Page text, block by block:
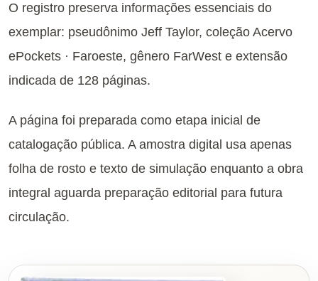
O registro preserva informações essenciais do
exemplar: pseudônimo Jeff Taylor, coleção Acervo
ePockets · Faroeste, gênero FarWest e extensão
indicada de 128 páginas.
A página foi preparada como etapa inicial de
catalogação pública. A amostra digital usa apenas
folha de rosto e texto de simulação enquanto a obra
integral aguarda preparação editorial para futura
circulação.